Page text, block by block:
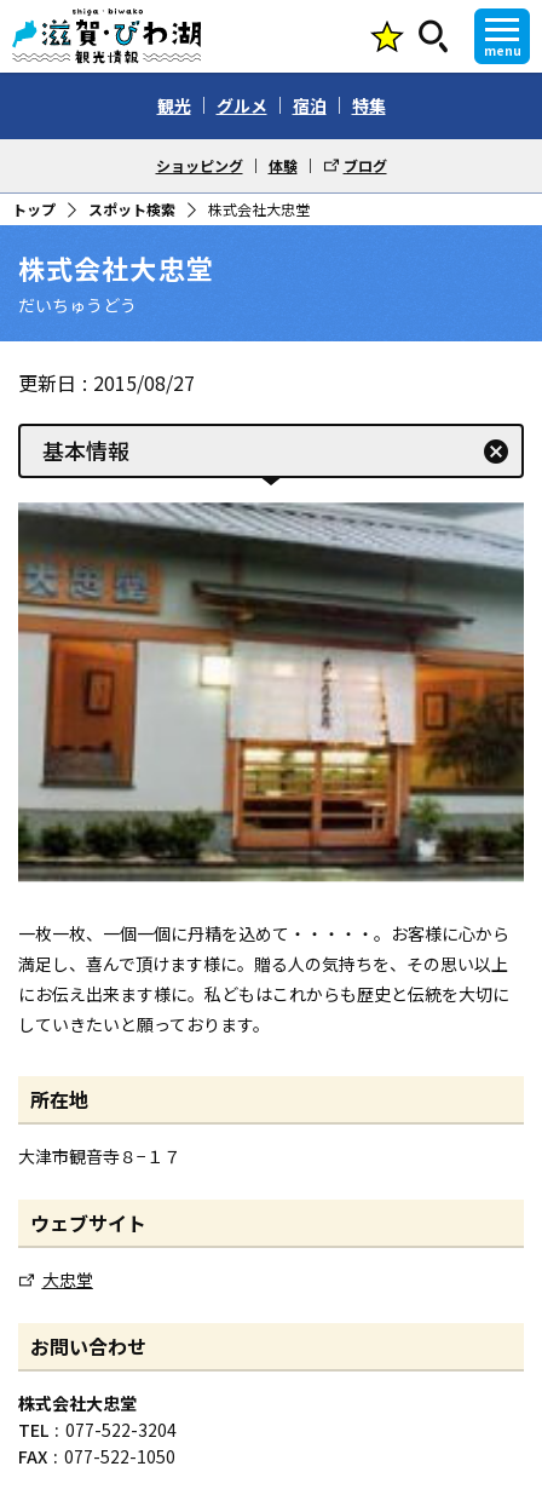
menu
観光 グルメ 宿泊 特集
ショッピング 体験 ブログ
トップ スポット検索 株式会社大忠堂
株式会社大忠堂
だいちゅうどう
更新日 2015/08/27
基本情報 cancel
一枚一枚、一個一個に丹精を込めて・・・・・。お客様に心から
満足し、喜んで頂けます様に。贈る人の気持ちを、その思い以上
にお伝え出来ます様に。私どもはこれからも歴史と伝統を大切に
していきたいと願っております。
所在地
大津市観音寺８−１７
ウェブサイト
大忠堂
お問い合わせ
株式会社大忠堂
TEL
077-522-3204
FAX
077-522-1050